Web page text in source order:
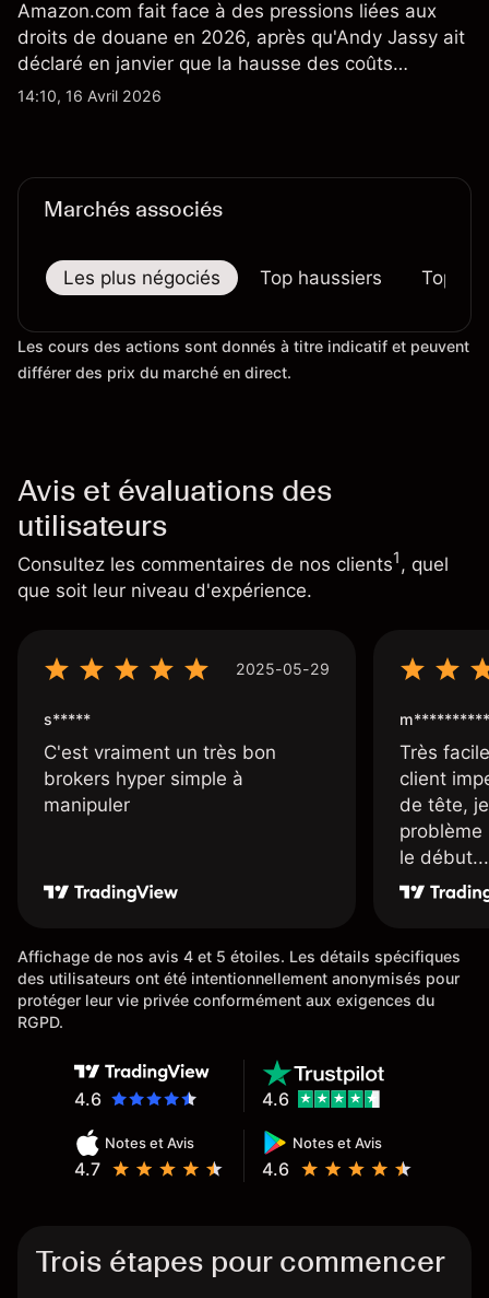
Amazon.com fait face à des pressions liées aux
droits de douane en 2026, après qu'Andy Jassy ait
déclaré en janvier que la hausse des coûts
d'importation commençait à se répercuter sur
14:10, 16 Avril 2026
Marchés associés
Les plus négociés Top haussiers Top
Les cours des actions sont donnés à titre indicatif et peuvent
différer des prix du marché en direct.
Avis et évaluations des
utilisateurs
Consultez les commentaires de nos clients1, quel
que soit leur niveau d'expérience.
2025-05-29
s*****
C'est vraiment un très bon
brokers hyper simple à
manipuler
m**********
Très
client
de tête,
problème
le début...
Affichage de nos avis 4 et 5 étoiles. Les détails spécifiques
des utilisateurs ont été intentionnellement anonymisés pour
protéger leur vie privée conformément aux exigences du
RGPD.
4.6
Notes et Avis
4.7
Notes et Avis
4.6
4.6
Trois étapes pour commencer